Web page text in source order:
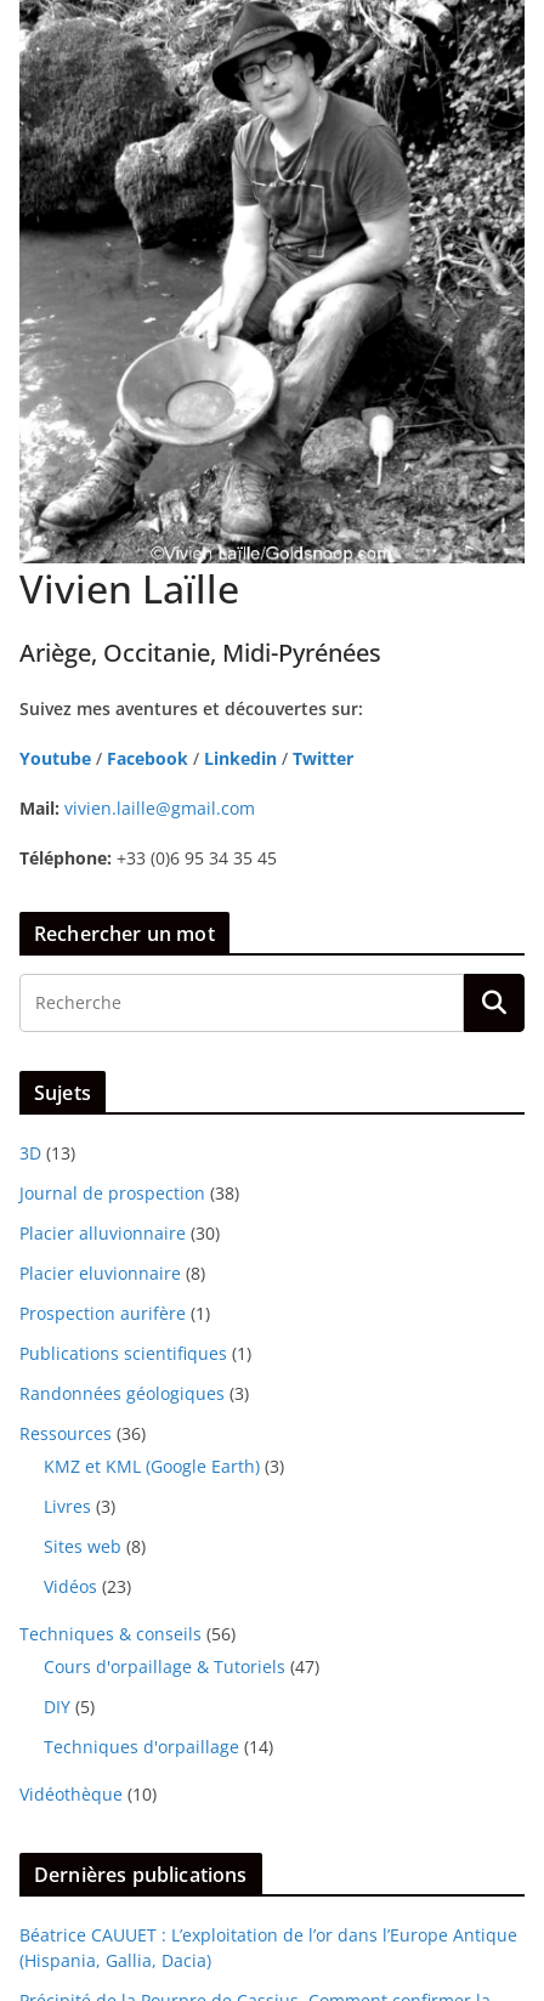
Vivien Laïlle
Ariège, Occitanie, Midi-Pyrénées
Suivez mes aventures et découvertes sur:
Youtube / Facebook / Linkedin / Twitter
Mail: vivien.laille@gmail.com
Téléphone: +33 (0)6 95 34 35 45
Rechercher un mot
Sujets
3D (13)
Journal de prospection (38)
Placier alluvionnaire (30)
Placier eluvionnaire (8)
Prospection aurifère (1)
Publications scientifiques (1)
Randonnées géologiques (3)
Ressources (36)
KMZ et KML (Google Earth) (3)
Livres (3)
Sites web (8)
Vidéos (23)
Techniques & conseils (56)
Cours d'orpaillage & Tutoriels (47)
DIY (5)
Techniques d'orpaillage (14)
Vidéothèque (10)
Dernières publications
Béatrice CAUUET : L’exploitation de l’or dans l’Europe Antique
(Hispania, Gallia, Dacia)